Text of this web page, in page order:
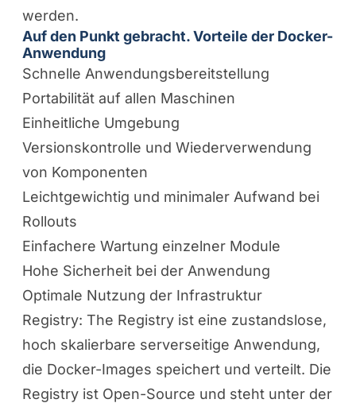
werden.
Auf den Punkt gebracht. Vorteile der Docker-
Anwendung
Schnelle Anwendungsbereitstellung
Portabilität auf allen Maschinen
Einheitliche Umgebung
Versionskontrolle und Wiederverwendung
von Komponenten
Leichtgewichtig und minimaler Aufwand bei
Rollouts
Einfachere Wartung einzelner Module
Hohe Sicherheit bei der Anwendung
Optimale Nutzung der Infrastruktur
Registry: The Registry ist eine zustandslose,
hoch skalierbare serverseitige Anwendung,
die Docker-Images speichert und verteilt. Die
Registry ist Open-Source und steht unter der